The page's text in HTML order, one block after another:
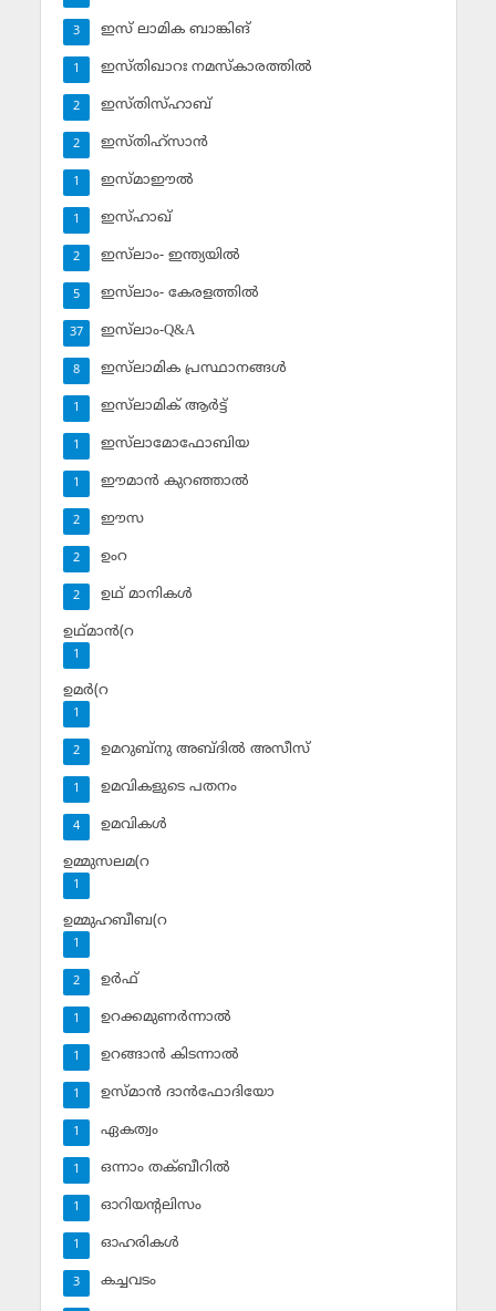
ഇസ് ലാമിക ബാങ്കിങ്‌
3
ഇസ്തിഖാറഃ നമസ്‌കാരത്തില്‍
1
ഇസ്തിസ്ഹാബ്
2
ഇസ്തിഹ്‌സാന്‍
2
ഇസ്മാഈല്‍
1
ഇസ്ഹാഖ്‌
1
ഇസ്‌ലാം- ഇന്ത്യയില്‍
2
ഇസ്‌ലാം- കേരളത്തില്‍
5
ഇസ്‌ലാം-Q&A
37
ഇസ്‌ലാമിക പ്രസ്ഥാനങ്ങള്‍
8
ഇസ്‌ലാമിക് ആര്‍ട്ട്
1
ഇസ്‌ലാമോഫോബിയ
1
ഈമാന്‍ കുറഞ്ഞാല്‍
1
ഈസ
2
ഉംറ
2
ഉഥ് മാനികള്‍
2
ഉഥ്മാന്‍(റ
1
ഉമര്‍(റ
1
ഉമറുബ്‌നു അബ്ദില്‍ അസീസ്‌
2
ഉമവികളുടെ പതനം
1
ഉമവികള്‍
4
ഉമ്മുസലമ(റ
1
ഉമ്മുഹബീബ(റ
1
ഉര്‍ഫ്
2
ഉറക്കമുണര്‍ന്നാല്‍
1
ഉറങ്ങാന്‍ കിടന്നാല്‍
1
ഉസ്മാന്‍ ദാന്‍ഫോദിയോ
1
ഏകത്വം
1
ഒന്നാം തക്ബീറില്‍
1
ഓറിയന്റലിസം
1
ഓഹരികള്‍
1
കച്ചവടം
3